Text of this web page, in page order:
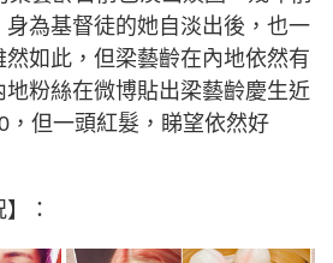
為基督徒的她自淡出後，也一
如此，但梁藝齡在內地依然有
粉絲在微博貼出梁藝齡慶生近
，但一頭紅髮，睇望依然好
：